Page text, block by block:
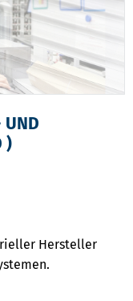
UND
)
Hersteller